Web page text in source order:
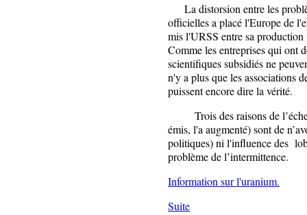
La distorsion entre les
officielles a placé l'Europe de
mis l'URSS entre sa
Comme les entreprises qui ont
scientifiques subsidiés ne
n'y a plus que les associations
puissent encore dire la vérité.
Trois des raisons de
émis, l'a augmenté) sont de
politiques) ni l'influence des
problème de l’intermittence.
Information sur l'uranium.
Suite